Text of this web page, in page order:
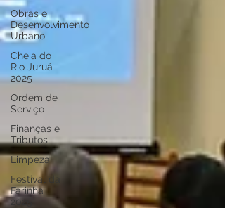
Obras e
Desenvolvimento
Urbano
Cheia do
Rio Juruá
2025
Ordem de
Serviço
Finanças e
Tributos
Limpeza
Festival da
Farinha
2025